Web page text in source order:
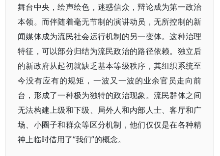
舞台中央，绘声绘色，迷惑信众，辩论成为第一政治
本领。而伴随着毫无节制的演讲动员，无所控制的新
闻媒体成为流民社会运行机制的另一变体。这种治理
特征，可以部分归结为流民政治的路径依赖。独立后
的新政府从起初就缺乏基本等级秩序，其组织系统至
今没有应有的规矩，一波又一波的业余官员走向前
台，形成了一种极为独特的政治现象。流民群体之间
无法构建上级和下级、局外人和内部人士、客厅和广
场、小圈子和群众等区分机制，他们仅仅是在各种精
神上临时借用了“我们”的概念。